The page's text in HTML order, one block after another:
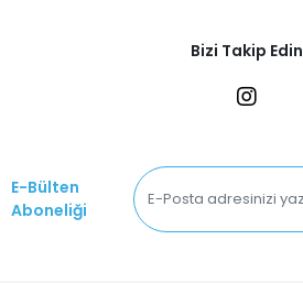
Bizi Takip Edin
E-Bülten
Aboneliği